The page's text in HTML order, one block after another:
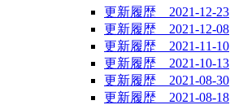
更新履歴 2021-12-23
更新履歴 2021-12-08
更新履歴 2021-11-10
更新履歴 2021-10-13
更新履歴 2021-08-30
更新履歴 2021-08-18